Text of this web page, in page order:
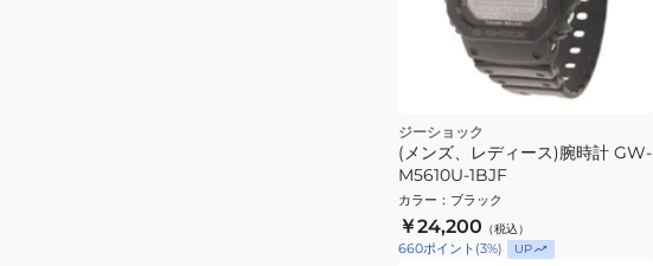
ジーショック
(メンズ、レディース)腕時計 GW-
M5610U-1BJF
カラー ： ブラック
￥24,200 （税込）
660ポイント (3%) UP